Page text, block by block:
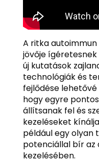
A ritka
jövője
új kutatások
technológiák és
fejlődése
hogy egyre
állítsanak fel és
kezeléseket
például egy olyan
potenciállal bír az
kezelésében.